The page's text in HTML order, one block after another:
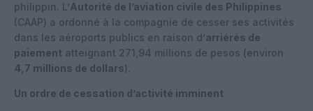
philippin. L’Autorité de l’aviation civile des Philippines
(CAAP) a ordonné à la compagnie de cesser ses activités
dans les aéroports publics en raison d’arriérés de
paiement atteignant 271,94 millions de pesos (environ
4,7 millions de dollars).
Un ordre de cessation d’activité imminent